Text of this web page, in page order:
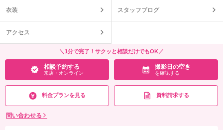
衣装 スタッフブログ
アクセス
＼1分で完了！サクッと相談だけでもOK／
相談予約する
来店・オンライン
撮影日の空き
を確認する
料金プランを見る 資料請求する
問い合わせる